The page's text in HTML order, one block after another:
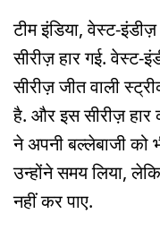
टीम इंडिया, वेस्ट-
सीरीज़ हार गई. वेस्ट-
सीरीज़ जीत वाली
है. और इस सीरीज़ हार
ने अपनी बल्लेबाजी को
उन्होंने समय लिया,
नहीं कर पाए.